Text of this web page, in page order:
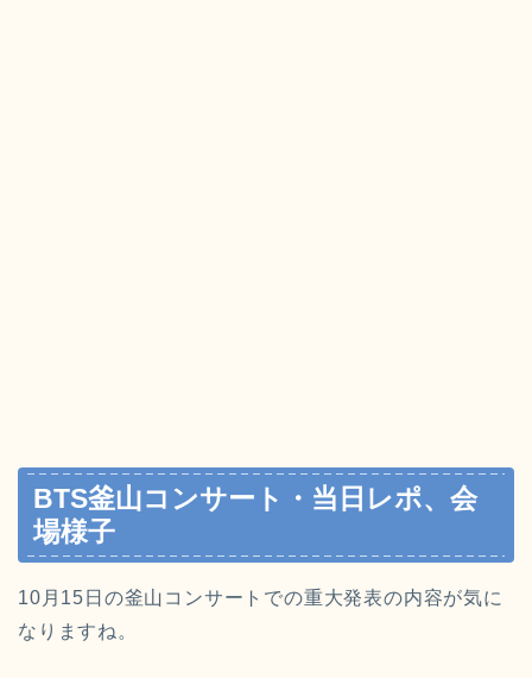
BTS釜山コンサート・当日レポ、会
場様子
10月15日の釜山コンサートでの重大発表の内容が気に
なりますね。